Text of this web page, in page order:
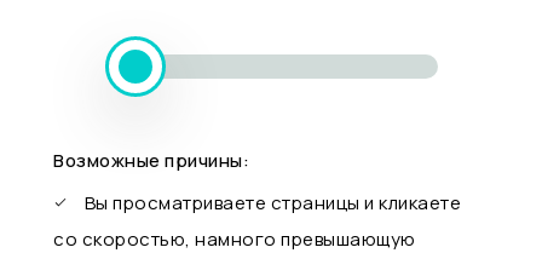
Возможные причины:
Вы просматриваете страницы и кликаете
со скоростью, намного превышающую